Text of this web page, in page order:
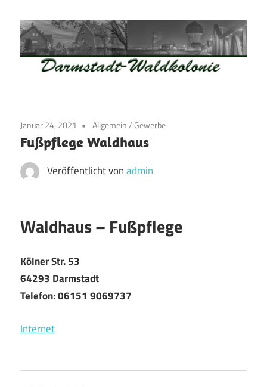
Inhalt
springen
Darmstadt
Altstadt
der
Weststadt
–
Januar 24, 2021 Allgemein/Gewerbe
Fußpflege Waldhaus
Veröffentlicht vonadmin
Waldhaus – Fußpflege
Kölner Str. 53
64293 Darmstadt
Telefon: 06151 9069737
Internet